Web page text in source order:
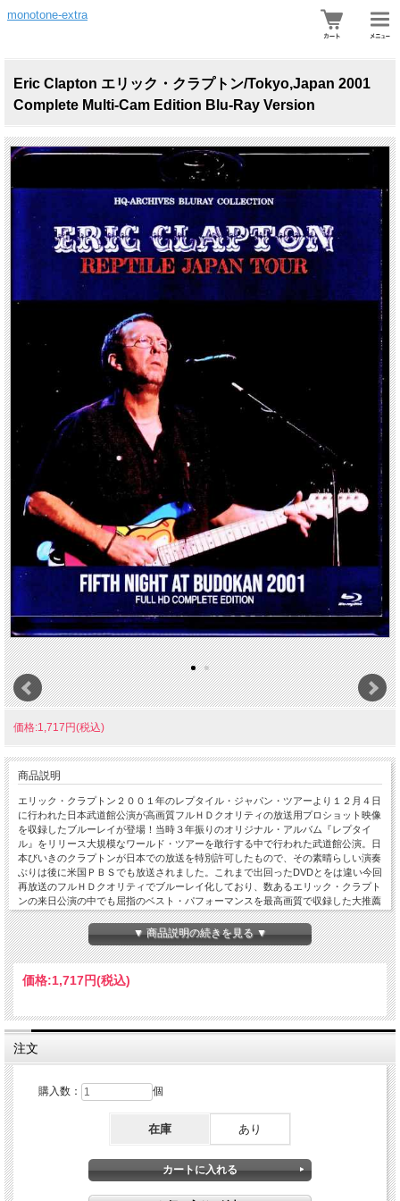
monotone-extra
Eric Clapton エリック・クラプトン/Tokyo,Japan 2001
Complete Multi-Cam Edition Blu-Ray Version
価格:1,717円(税込)
商品説明
エリック・クラプトン２００１年のレプタイル・ジャパン・ツアーより１２月４日
に行われた日本武道館公演が高画質フルＨＤクオリティの放送用プロショット映像
を収録したブルーレイが登場！当時３年振りのオリジナル・アルバム『レプタイ
ル』をリリース大規模なワールド・ツアーを敢行する中で行われた武道館公演。日
本びいきのクラプトンが日本での放送を特別許可したもので、その素晴らしい演奏
ぶりは後に米国ＰＢＳでも放送されました。これまで出回ったDVDとをは違い今回
再放送のフルＨＤクオリティでブルーレイ化しており、数あるエリック・クラプト
ンの来日公演の中でも屈指のベスト・パフォーマンスを最高画質で収録した大推薦
のブルーレイ・タイトルです！Live at Budokan, Tokyo, Japan December 4th 2001
01. Key To The Highway 02. Reptile 03. Got You On My Mind 04. Tears In Heaven
05. Layla (Acoustic) 06. Bell Bottom Blues 07. Change The World 08. River Of Tears
09. Goin' Down Slow 10. She's Gone 11. I Want A Little Girl 12. Badge 13. Hoochie
Coochie Man 14. Five Long Years 15. Cocaine 16. Wonderful Tonight 17. Layla
(Electric) 18. Sunshine Of Your Love 19. Somewhere Over The Rainbow Eric
keyboards, guitar, vocals Greg Phillinganes - keyboards Nathan East - bass, vocals
Steve Gadd - drums Full HD 1920x1080 Wide Screen 16:9 NTSC Linear PCM
Stereo 120min.
▼ 商品説明の続きを見る ▼
価格:1,717円(税込)
注文
購入数： 個
在庫 あり